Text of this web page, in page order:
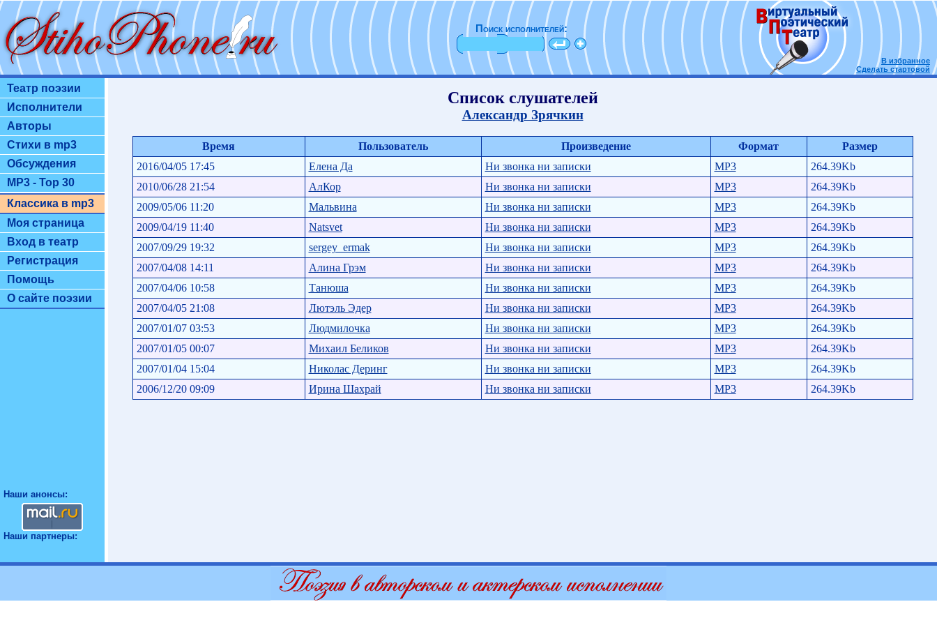
Поиск исполнителей:
В избранное
Сделать стартовой
Театр поэзии
Исполнители
Авторы
Стихи в mp3
Обсуждения
MP3 - Top 30
Классика в mp3
Моя страница
Вход в театр
Регистрация
Помощь
О сайте поэзии
Наши анонсы:
Наши партнеры:
Список слушателей
Александр Зрячкин
Время Пользователь Произведение Формат
Размер
2016/04/05 17:45
Елена Да Ни звонка ни записки MP3
264.39Kb
2010/06/28 21:54
АлКор Ни звонка ни записки MP3
264.39Kb
2009/05/06 11:20
Мальвина Ни звонка ни записки MP3
264.39Kb
2009/04/19 11:40
Natsvet Ни звонка ни записки MP3
264.39Kb
2007/09/29 19:32
sergey_ermak Ни звонка ни записки MP3
264.39Kb
2007/04/08 14:11
Алина Грэм Ни звонка ни записки MP3
264.39Kb
2007/04/06 10:58
Танюша Ни звонка ни записки MP3
264.39Kb
2007/04/05 21:08
Лютэль Эдер Ни звонка ни записки MP3
264.39Kb
2007/01/07 03:53
Людмилочка Ни звонка ни записки MP3
264.39Kb
2007/01/05 00:07
Михаил Беликов Ни звонка ни записки MP3
264.39Kb
2007/01/04 15:04
Николас Деринг Ни звонка ни записки MP3
264.39Kb
2006/12/20 09:09
Ирина Шахрай Ни звонка ни записки MP3 264.39Kb